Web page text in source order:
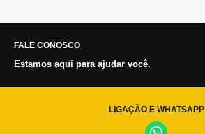
FALE CONOSCO
Estamos aqui para ajudar você.
LIGAÇÃO E WHATSAPP